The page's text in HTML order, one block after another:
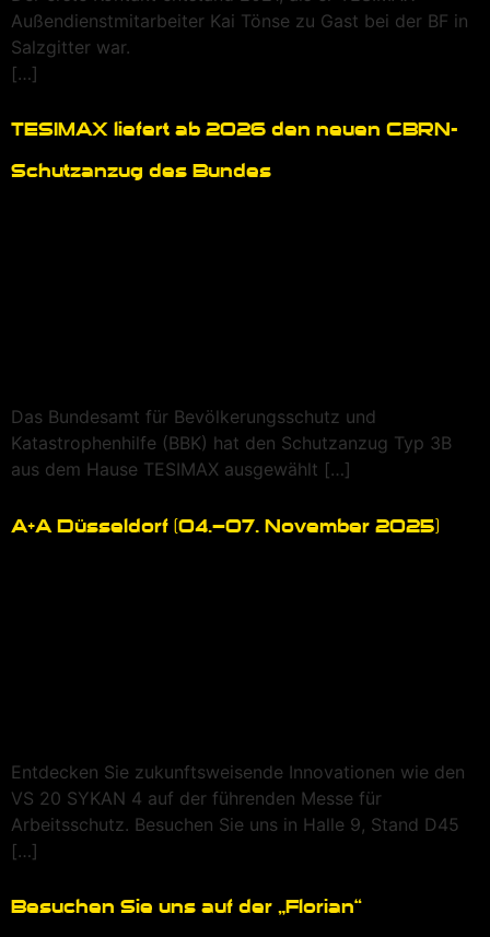
Außendienstmitarbeiter Kai Tönse zu Gast bei der BF in
Salzgitter war.
[…]
TESIMAX liefert ab 2026 den neuen CBRN-
Schutzanzug des Bundes
Das Bundesamt für Bevölkerungsschutz und
Katastrophenhilfe (BBK) hat den Schutzanzug Typ 3B
aus dem Hause TESIMAX ausgewählt […]
A+A Düsseldorf (04.–07. November 2025)
Entdecken Sie zukunftsweisende Innovationen wie den
VS 20 SYKAN 4 auf der führenden Messe für
Arbeitsschutz. Besuchen Sie uns in Halle 9, Stand D45
[…]
Besuchen Sie uns auf der „Florian“